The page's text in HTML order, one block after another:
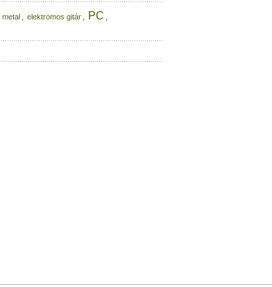
metal , elektromos gitár , PC ,